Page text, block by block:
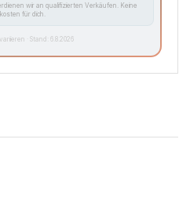
wir an qualifizierten Verkäufen. Keine
für dich.
· Stand: 6.8.2026